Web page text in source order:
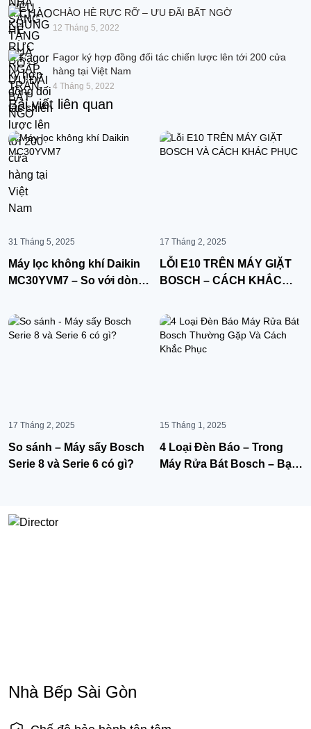
CHÀO HÈ RỰC RỠ – ƯU ĐÃI BẤT NGỜ
12 Tháng 5, 2022
Fagor ký hợp đồng đối tác chiến lược lên tới 200 cửa
hàng tại Việt Nam
4 Tháng 5, 2022
Bài viết liên quan
31 Tháng 5, 2025
Máy lọc không khí Daikin
MC30YVM7 – So với dòng
17 Tháng 2, 2025
LỖI E10 TRÊN MÁY GIẶT
BOSCH – CÁCH KHẮC
17 Tháng 2, 2025
So sánh – Máy sấy Bosch
Serie 8 và Serie 6 có gì?
15 Tháng 1, 2025
4 Loại Đèn Báo – Trong
Máy Rửa Bát Bosch – Bạn
Nhà Bếp Sài Gòn